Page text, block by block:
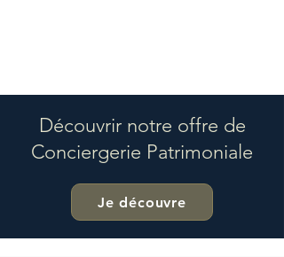
Découvrir notre offre de
Conciergerie Patrimoniale
Je découvre